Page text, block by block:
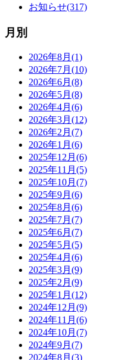
お知らせ(317)
月別
2026年8月(1)
2026年7月(10)
2026年6月(8)
2026年5月(8)
2026年4月(6)
2026年3月(12)
2026年2月(7)
2026年1月(6)
2025年12月(6)
2025年11月(5)
2025年10月(7)
2025年9月(6)
2025年8月(6)
2025年7月(7)
2025年6月(7)
2025年5月(5)
2025年4月(6)
2025年3月(9)
2025年2月(9)
2025年1月(12)
2024年12月(9)
2024年11月(6)
2024年10月(7)
2024年9月(7)
2024年8月(3)